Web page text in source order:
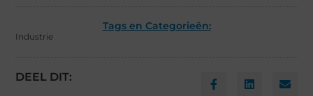
Tags en Categorieën:
Industrie
DEEL DIT: